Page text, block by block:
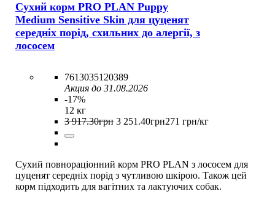
Сухий корм PRO PLAN Puppy
Medium Sensitive Skin для цуценят
середніх порід, схильних до алергії, з
лососем
7613035120389
Акция до 31.08.2026
-17%
12 кг
3 917.30грн 3 251 .40грн271 грн/кг
Сухий повнораціонний корм PRO PLAN з лососем для
цуценят середніх порід з чутливою шкірою. Також цей
корм підходить для вагітних та лактуючих собак.